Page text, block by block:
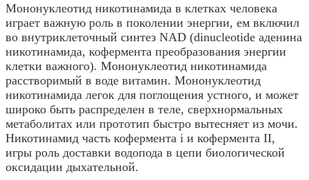
Мононуклеотид никотинамида в клетках человека
играет важную роль в поколении энергии, ем включил
во внутриклеточный синтез NAD (dinucleotide аденина
никотинамида, кофермента преобразования энергии
клетки важного). Мононуклеотид никотинамида
расстворимый в воде витамин. Мононуклеотид
никотинамида легок для поглощения устного, и может
широко быть распределен в теле, сверхнормальных
метаболитах или прототип быстро вытесняет из мочи.
Никотинамид часть кофермента i и кофермента II,
игры роль доставки водопода в цепи биологической
оксидации дыхательной.